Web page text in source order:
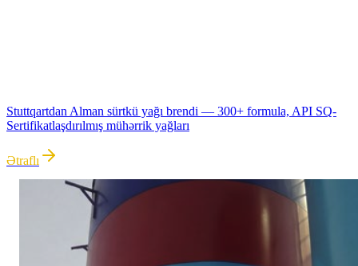
Stuttqartdan Alman sürtkü yağı brendi — 300+ formula, API SQ-
Sertifikatlaşdırılmış mühərrik yağları
Ətraflı